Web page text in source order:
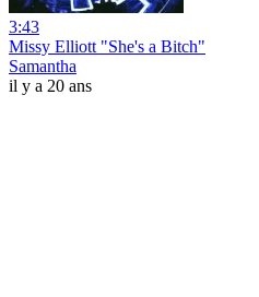
3:43
Missy Elliott "She's a Bitch"
Samantha
il y a 20 ans